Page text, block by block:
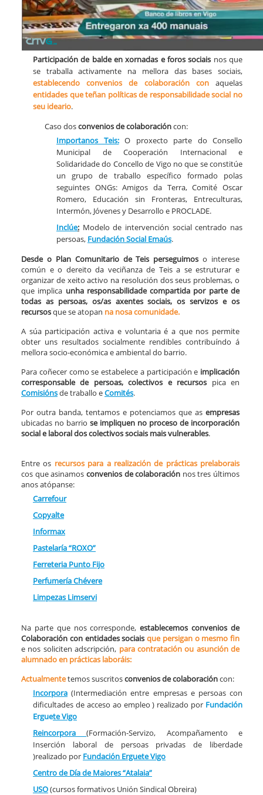
Participación de baldeen xornadas e foros sociais nos que
se traballa activamente na mellora das bases sociais,
establecendo convenios de colaboración
conaquelas
entidades que teñan políticas de responsabilidade social no
seu ideario.
Caso dosconvenios de colaboracióncon:​
​Importanos Teis:O proxecto parte do Consello
Municipal de Cooperación Internacional e
Solidaridade do Concello de Vigo no que se constitúe
un grupo de traballo específico formado polas
seguintes ONGs: Amigos da Terra, Comité Oscar
Romero, Educación sin Fronteras, Entreculturas,
Intermón, Jóvenes y Desarrollo e PROCLADE.
Inclúe: Modelo de intervención social centrado nas
persoas, Fundación Social Emaús.
Desde o Plan Comunitario de Teis perseguimos o interese
común e o dereito da veciñanza de Teis a se estruturar e
organizar de xeito activo na resolución dos seus problemas, o
que implica unha responsabilidade compartida por parte de
todas as persoas, os/as axentes sociais, os servizos e os
recursosque se atopan na nosa comunidade.
A súa participación activa e voluntaria é a que nos permite
obter uns resultados socialmente rendibles contribuíndo á
mellora socio-económica e ambiental do barrio.
Para coñecer como se estabelece a participación e implicación
corresponsable de persoas, colectivos e recursos pica en
Comisiónsde traballo eComités.
Por outra banda, tentamos e potenciamos que as empresas
ubicadas no barrio se impliquen no proceso de incorporación
social e laboral dos colectivos sociais mais vulnerables.
Entre os recursos para a realización de prácticas prelaborais
cos que asinamos convenios de colaboración nos tres últimos
anos atópanse:
Carrefour
Copyalte
Informax
Pastelaría “ROXO”
Ferreteria Punto Fijo
Perfumería Chévere
Limpezas Limservi
Na parte que nos corresponde,establecemos convenios de
Colaboración con entidades sociais que persigan o mesmo fin
e nos soliciten adscripción, para contratación ou asunción de
alumnado en prácticas laboráis:
Actualmentetemos suscritosconvenios de colaboracióncon:
Incorpora (Intermediación entre empresas e persoas con
dificultades de acceso ao empleo ) realizado por Fundación
ErgueteVigo
Reincorpora(Formación-Servizo, Acompañamento e
Inserción laboral de persoas privadas de liberdade
)realizado por Fundación ErgueteVigo
Centro de Día de Maiores “Atalaia”
USO(cursos formativos Unión Sindical Obreira)